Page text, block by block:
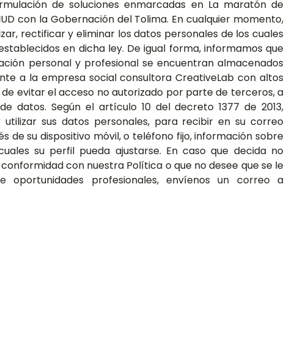
de soluciones enmarcadas en La maratón de
con la Gobernación del Tolima. En cualquier momento,
rectificar y eliminar los datos personales de los cuales
en dicha ley. De igual forma, informamos que
personal y profesional se encuentran almacenados
a la empresa social consultora CreativeLab con altos
evitar el acceso no autorizado por parte de terceros, a
datos. Según el artículo 10 del decreto 1377 de 2013,
sus datos personales, para recibir en su correo
de su dispositivo móvil, o teléfono fijo, información sobre
su perfil pueda ajustarse. En caso que decida no
con nuestra Política o que no desee que se le
profesionales, envíenos un correo a